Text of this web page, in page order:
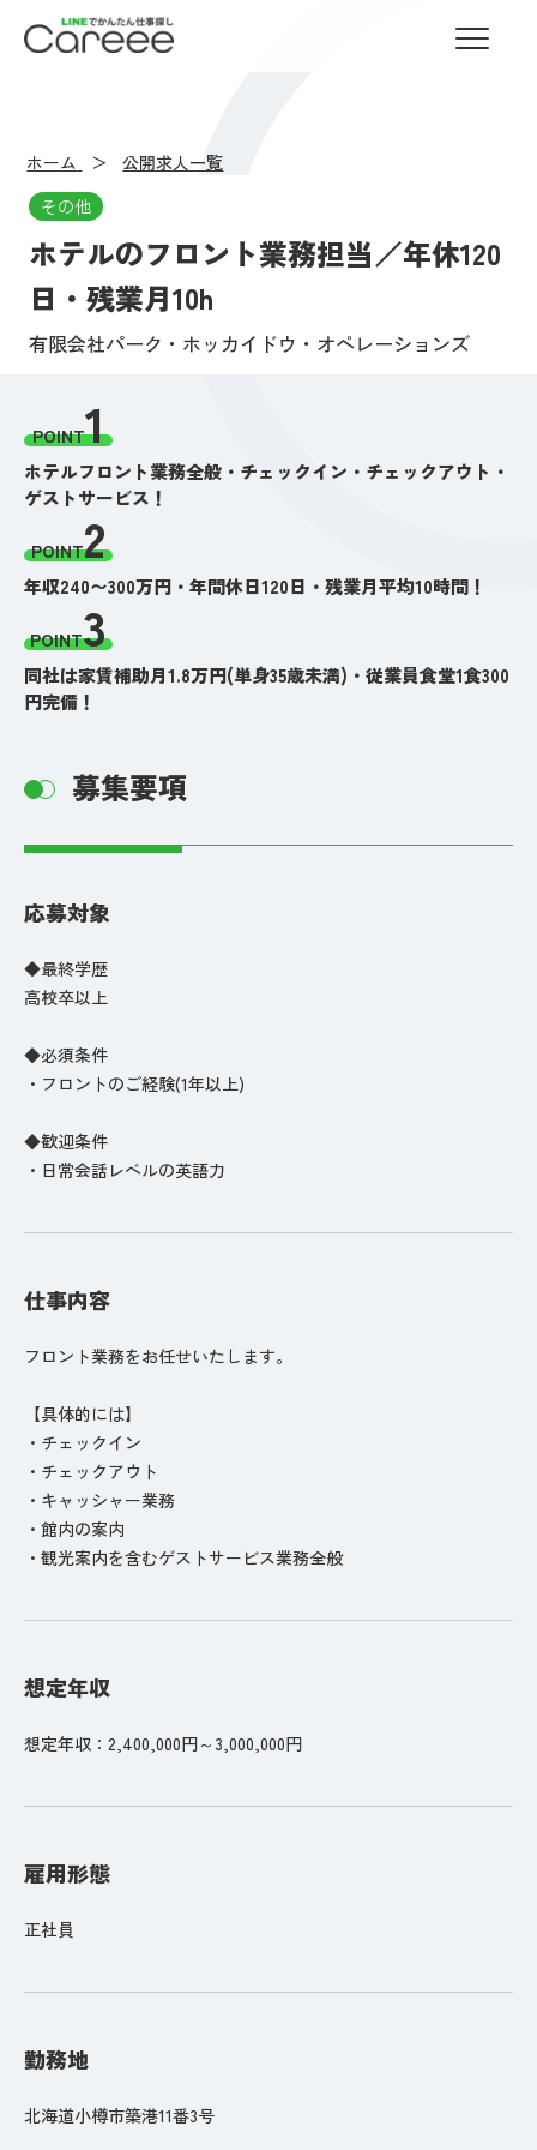
LINEでかんたん仕事探し Careee
ホーム
公開求人一覧
その他
ホテルのフロント業務担当／年休120
日・残業月10h
有限会社パーク・ホッカイドウ・オペレーションズ
POINT1
ホテルフロント業務全般・チェックイン・チェックアウト・
ゲストサービス！
POINT2
年収240〜300万円・年間休日120日・残業月平均10時間！
POINT3
同社は家賃補助月1.8万円(単身35歳未満)・従業員食堂1食300
円完備！
募集要項
応募対象
◆最終学歴
高校卒以上
◆必須条件
・フロントのご経験(1年以上)
◆歓迎条件
・日常会話レベルの英語力
仕事内容
フロント業務をお任せいたします。
【具体的には】
・チェックイン
・チェックアウト
・キャッシャー業務
・館内の案内
・観光案内を含むゲストサービス業務全般
想定年収
想定年収：2,400,000円～3,000,000円
雇用形態
正社員
勤務地
北海道小樽市築港11番3号